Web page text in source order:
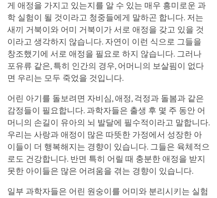
게 애정을 가지고 있는지를 알 수 있는 매우 흥미로운 과
학 실험이 될 것이라고 청중들에게 말하곤 합니다. 저는
새끼 거북이와 어미 거북이가 서로 애정을 갖고 있을 것
이라고 생각하지 않습니다. 자연이 이런 식으로 그들을
창조했기에 서로 애정을 필요로 하지 않습니다. 그러나
포유류 같은, 특히 인간의 경우, 어머니의 보살핌이 없다
면 우리는 모두 죽었을 것입니다.
어린 아기를 돌보려면 자비심, 애정, 걱정과 돌봄과 같은
감정들이 필요합니다. 과학자들은 출생 후 몇 주 동안 어
머니의 손길이 유아의 뇌 발달에 필수적이라고 말합니다.
우리는 사랑과 애정이 많은 따뜻한 가정에서 성장한 아
이들이 더 행복해지는 경향이 있습니다. 그들은 육체적으
로도 건강합니다. 반면 특히 어릴 때 충분한 애정을 받지
못한 아이들은 많은 어려움을 겪는 경향이 있습니다.
일부 과학자들은 어린 원숭이를 어미와 분리시키는 실험